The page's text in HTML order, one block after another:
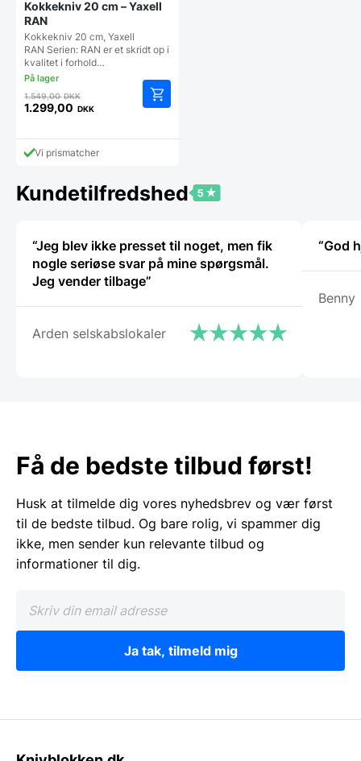
Kokkekniv 20 cm – Yaxell
RAN
Kokkekniv 20 cm, Yaxell
RAN Serien: RAN er et skridt op i
kvalitet i forhold…
1.549,00DKKDen
oprindelige
var:
1.549,00 DKK.
1.299,00 DKK
aktuelle
prisVi prismatcher
Kundetilfredshed
“Jeg blev ikke presset til noget, men fik
nogle seriøse svar på mine spørgsmål.
Jeg vender tilbage”
Arden selskabslokaler
“God
Benny
Få de bedste tilbud først!
Husk at tilmelde dig vores nyhedsbrev og vær først
til de bedste tilbud. Og bare rolig, vi spammer dig
ikke, men sender kun relevante tilbud og
informationer til dig.
Ja tak, tilmeld mig